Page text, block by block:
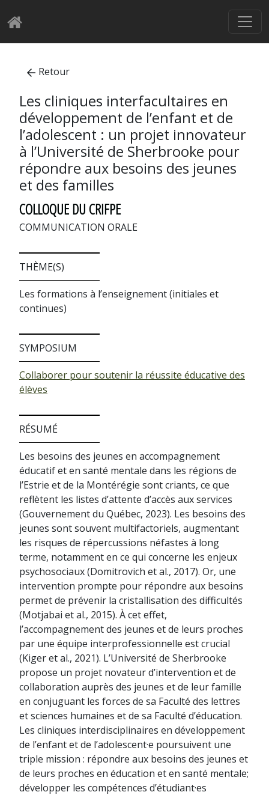
Retour
Les cliniques interfacultaires en
développement de l’enfant et de
l’adolescent : un projet innovateur
à l’Université de Sherbrooke pour
répondre aux besoins des jeunes
et des familles
COLLOQUE DU CRIFPE
COMMUNICATION ORALE
THÈME(S)
Les formations à l’enseignement (initiales et
continues)
SYMPOSIUM
Collaborer pour soutenir la réussite éducative des
élèves
RÉSUMÉ
Les besoins des jeunes en accompagnement
éducatif et en santé mentale dans les régions de
l’Estrie et de la Montérégie sont criants, ce que
reflètent les listes d’attente d’accès aux services
(Gouvernement du Québec, 2023). Les besoins des
jeunes sont souvent multifactoriels, augmentant
les risques de répercussions néfastes à long
terme, notamment en ce qui concerne les enjeux
psychosociaux (Domitrovich et al., 2017). Or, une
intervention prompte pour répondre aux besoins
permet de prévenir la cristallisation des difficultés
(Motjabai et al., 2015). À cet effet,
l’accompagnement des jeunes et de leurs proches
par une équipe interprofessionnelle est crucial
(Kiger et al., 2021). L’Université de Sherbrooke
propose un projet novateur d’intervention et de
collaboration auprès des jeunes et de leur famille
en conjuguant les forces de sa Faculté des lettres
et sciences humaines et de sa Faculté d’éducation.
Les cliniques interdisciplinaires en développement
de l’enfant et de l’adolescent·e poursuivent une
triple mission : répondre aux besoins des jeunes et
de leurs proches en éducation et en santé mentale;
développer les compétences d’étudiant·es